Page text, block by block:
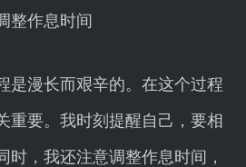
整作息时间
是漫长而艰辛的。在这个过程
重要。我时刻提醒自己，要相
时，我还注意调整作息时间，